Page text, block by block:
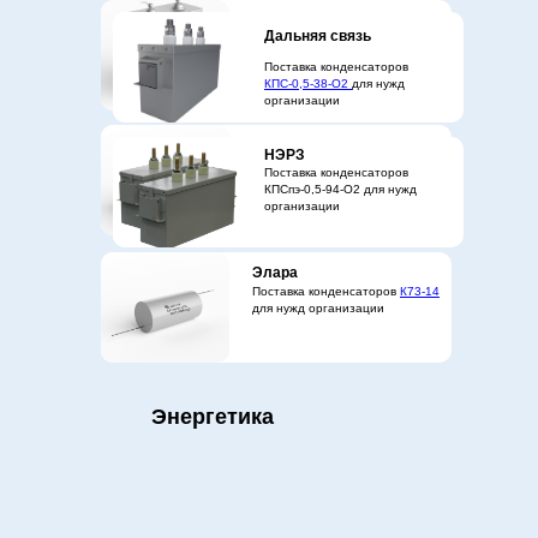
МБГЧ,КПС-0,5-38-О2для
нужд организации
Дальняя связь
Поставка конденсаторов
КПС-0,5-38-О2 для нужд
организации
Элара
Поставка конденсаторов К73-14
для нужд организации
Поставка конденсаторов
для нужд организации
НЭРЗ
Поставка конденсаторов
КПСпэ-0,5-94-О2 для нужд
организации
Энергетика